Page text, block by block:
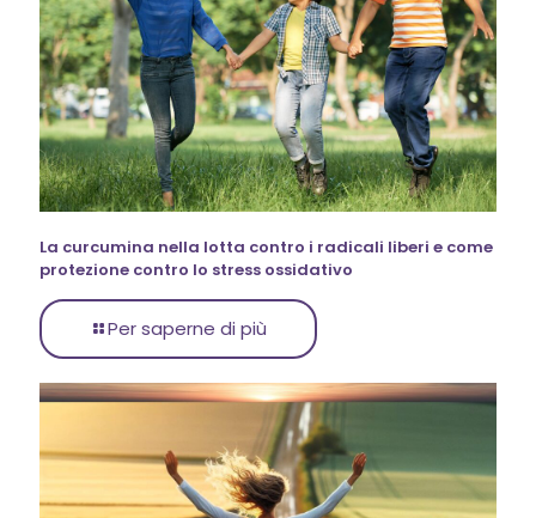
La curcumina nella lotta contro i radicali liberi e come
protezione contro lo stress ossidativo
Per saperne di più